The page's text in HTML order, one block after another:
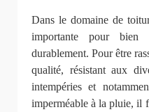
Dans le domaine de
importante pour bien
durablement. Pour être
qualité, résistant aux
intempéries et
imperméable à la pluie, il